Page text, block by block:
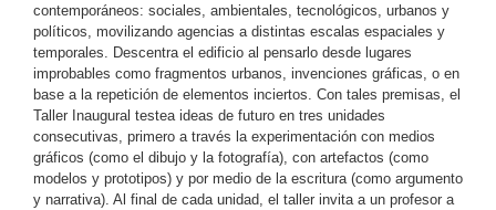
contemporáneos: sociales, ambientales, tecnológicos, urbanos y
políticos, movilizando agencias a distintas escalas espaciales y
temporales. Descentra el edificio al pensarlo desde lugares
improbables como fragmentos urbanos, invenciones gráficas, o en
base a la repetición de elementos inciertos. Con tales premisas, el
Taller Inaugural testea ideas de futuro en tres unidades
consecutivas, primero a través la experimentación con medios
gráficos (como el dibujo y la fotografía), con artefactos (como
modelos y prototipos) y por medio de la escritura (como argumento
y narrativa). Al final de cada unidad, el taller invita a un profesor a